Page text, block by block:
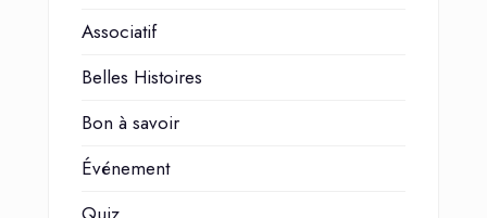
Associatif
Belles Histoires
Bon à savoir
Événement